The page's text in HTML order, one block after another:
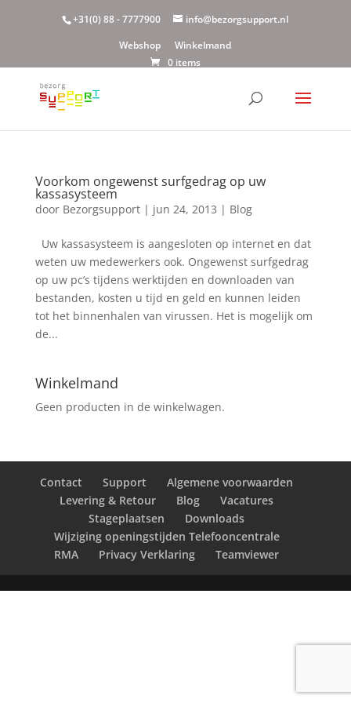
+31(0) 88 - 7777900
info@bezorgsupport.nl
Webshop
Winkelmand
0 items
Voorkom ongewenst surfgedrag op uw
kassasysteem
door Bezorgsupport| jun 24, 2013 | Blog
Uw kassasysteem is aangesloten op internet en dat
weten uw medewerkers ook. Ongewenst surfgedrag
op uw pc’s tijdens werktijden en downloaden van
bestanden, kosten u tijd en geld en kunnen leiden
tot het binnenhalen van virussen. Het is mogelijk om
de...
Winkelmand
Geen producten in de winkelwagen.
Contact Support
Algemene voorwaarden
Levering & Retour
Blog
Vacatures
Stageplaatsen
Downloads
Wijziging openingstijden Telefooncentrale
RMA
Privacy Verklaring Teamviewer